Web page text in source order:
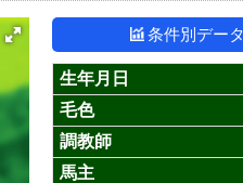
条件別データ
生年月日
毛色
調教師
馬主